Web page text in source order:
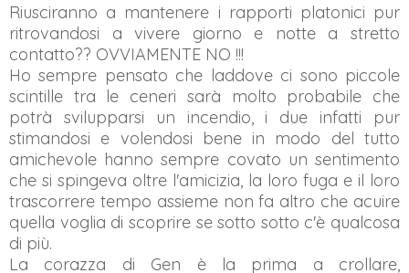
Riusciranno a mantenere i rapporti platonici pur
ritrovandosi a vivere giorno e notte a stretto
contatto?? OVVIAMENTE NO !!!
Ho sempre pensato che laddove ci sono piccole
scintille tra le ceneri sarà molto probabile che
potrà svilupparsi un incendio, i due infatti pur
stimandosi e volendosi bene in modo del tutto
amichevole hanno sempre covato un sentimento
che si spingeva oltre l'amicizia, la loro fuga e il loro
trascorrere tempo assieme non fa altro che acuire
quella voglia di scoprire se sotto sotto c'è qualcosa
di più.
La corazza di Gen è la prima a crollare,